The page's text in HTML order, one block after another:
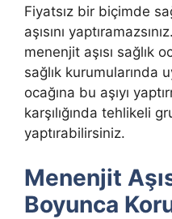
Fiyatsız bir biçimde
aşısını
menenjit aşısı sağlık
sağlık kurumularında
ocağına bu aşıyı
karşılığında tehlikeli
yaptırabilirsiniz.
Menenjit
Boyunca